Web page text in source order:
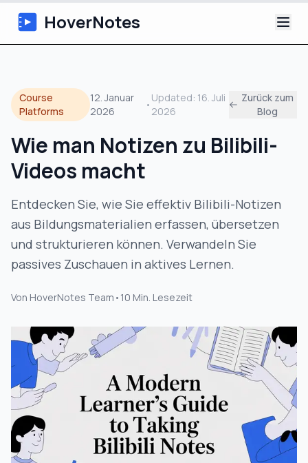
HoverNotes
Extension
KI-Video-Notizen
Tutorials
Über uns
Blog
Course
Platforms
12. Januar
2026
•
Updated: 16. Juli
2026
Zurück zum
Blog
Wie man Notizen zu Bilibili-
Videos macht
Entdecken Sie, wie Sie effektiv Bilibili-Notizen
aus Bildungsmaterialien erfassen, übersetzen
und strukturieren können. Verwandeln Sie
passives Zuschauen in aktives Lernen.
Von HoverNotes Team • 10 Min. Lesezeit